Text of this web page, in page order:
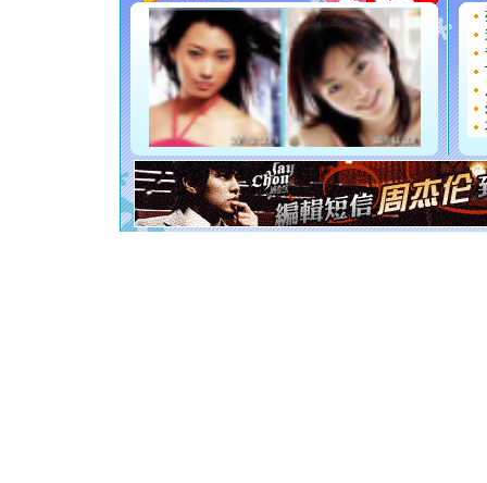
能正大
都要快乐
[圣诞节]
如意,快
[元旦]
断电。
你是我
[元旦] 如
起；二是
离。水晶
[元旦]当
泣，这痛
卖了。水